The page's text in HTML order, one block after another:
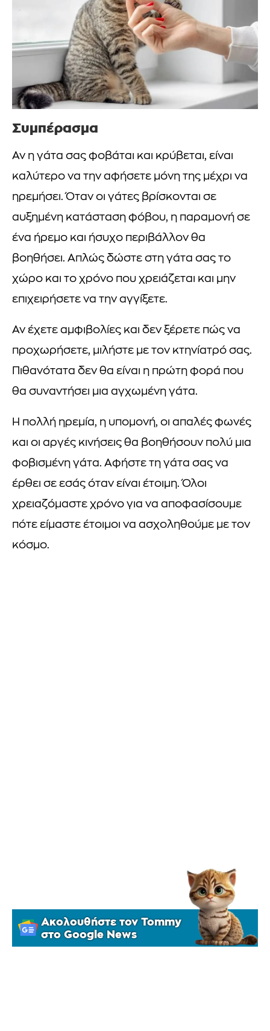
Συμπέρασμα
Αν η γάτα σας φοβάται και κρύβεται, είναι
καλύτερο να την αφήσετε μόνη της μέχρι να
ηρεμήσει. Όταν οι γάτες βρίσκονται σε
αυξημένη κατάσταση φόβου, η παραμονή σε
ένα ήρεμο και ήσυχο περιβάλλον θα
βοηθήσει. Απλώς δώστε στη γάτα σας το
χώρο και το χρόνο που χρειάζεται και μην
επιχειρήσετε να την αγγίξετε.
Αν έχετε αμφιβολίες και δεν ξέρετε πώς να
προχωρήσετε, μιλήστε με τον κτηνίατρό σας.
Πιθανότατα δεν θα είναι η πρώτη φορά που
θα συναντήσει μια αγχωμένη γάτα.
Η πολλή ηρεμία, η υπομονή, οι απαλές φωνές
και οι αργές κινήσεις θα βοηθήσουν πολύ μια
φοβισμένη γάτα. Αφήστε τη γάτα σας να
έρθει σε εσάς όταν είναι έτοιμη. Όλοι
χρειαζόμαστε χρόνο για να αποφασίσουμε
πότε είμαστε έτοιμοι να ασχοληθούμε με τον
κόσμο.
Ακολουθήστε τον Tommy
στο Google News